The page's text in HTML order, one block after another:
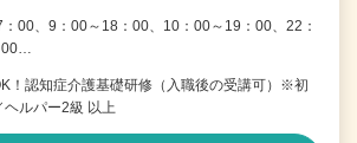
00、9：00～18：00、10：00～19：00、22：
00…
！認知症介護基礎研修（入職後の受講可）※初
ヘルパー2級 以上